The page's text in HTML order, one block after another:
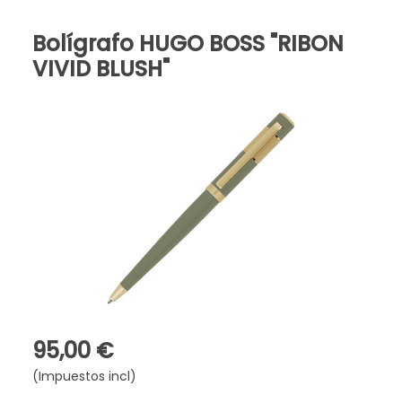
Bolígrafo HUGO BOSS "RIBON
VIVID BLUSH"
95,00 €
(Impuestos incl)